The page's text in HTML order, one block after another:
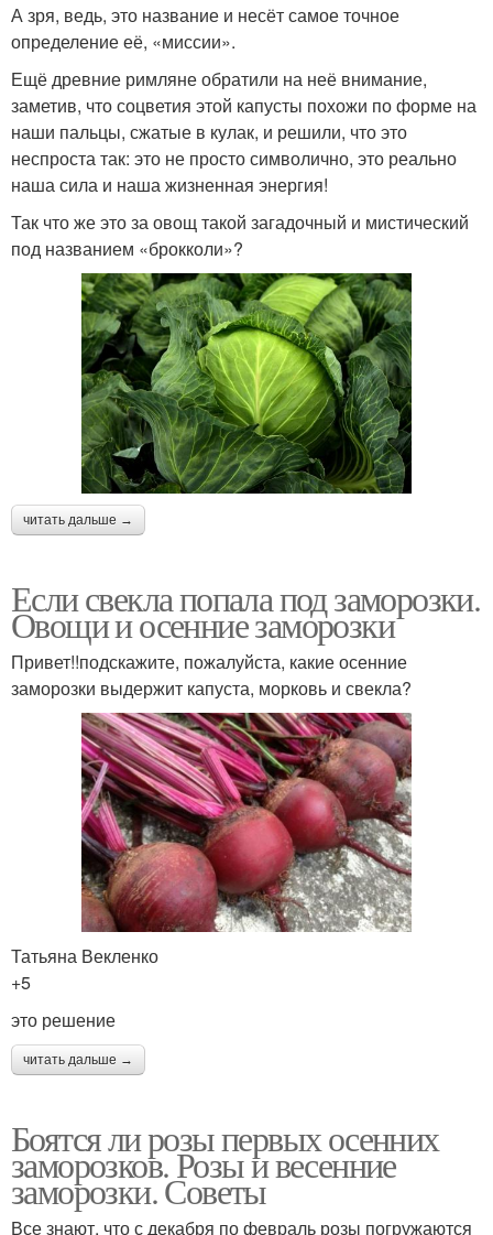
А зря, ведь, это название и несёт самое точное
определение её, «миссии».
Ещё древние римляне обратили на неё внимание,
заметив, что соцветия этой капусты похожи по форме на
наши пальцы, сжатые в кулак, и решили, что это
неспроста так: это не просто символично, это реально
наша сила и наша жизненная энергия!
Так что же это за овощ такой загадочный и мистический
под названием «брокколи»?
читать дальше →
Если свекла попала под заморозки.
Овощи и осенние заморозки
Привет!!подскажите, пожалуйста, какие осенние
заморозки выдержит капуста, морковь и свекла?
Татьяна Векленко
+5
это решение
читать дальше →
Боятся ли розы первых осенних
заморозков. Розы и весенние
заморозки. Советы
Все знают, что с декабря по февраль розы погружаются